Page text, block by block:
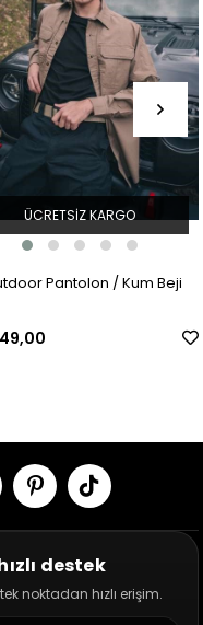
Pantolon / Kum Beji
ÜCRETSIZ KARGO
destek
noktadan hızlı erişim.